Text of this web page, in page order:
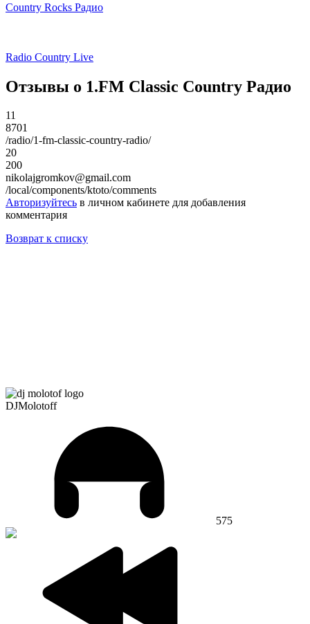
Country Rocks Радио
Radio Country Live
Отзывы о 1.FM Classic Country Радио
11
8701
/radio/1-fm-classic-country-radio/
20
200
nikolajgromkov@gmail.com
/local/components/ktoto/comments
Авторизуйтесь в личном кабинете для добавления
комментария
Возврат к списку
DJMolotoff
575